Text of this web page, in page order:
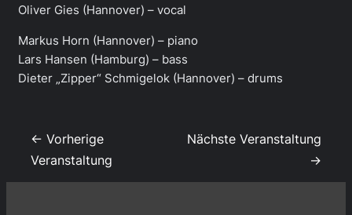
Oliver Gies (Hannover) – vocal
Markus Horn (Hannover) – piano
Lars Hansen (Hamburg) – bass
Dieter „Zipper“ Schmigelok (Hannover) – drums
← Vorherige
Veranstaltung
Nächste Veranstaltung
→